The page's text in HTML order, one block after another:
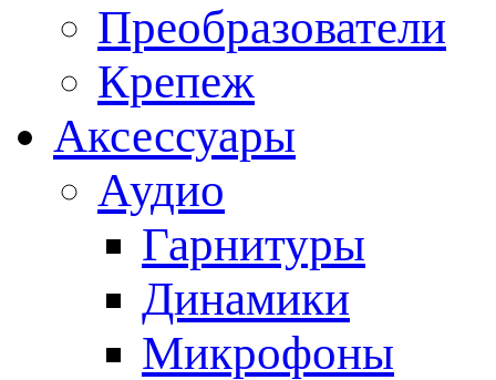
Преобразователи
Крепеж
Аксессуары
Аудио
Гарнитуры
Динамики
Микрофоны